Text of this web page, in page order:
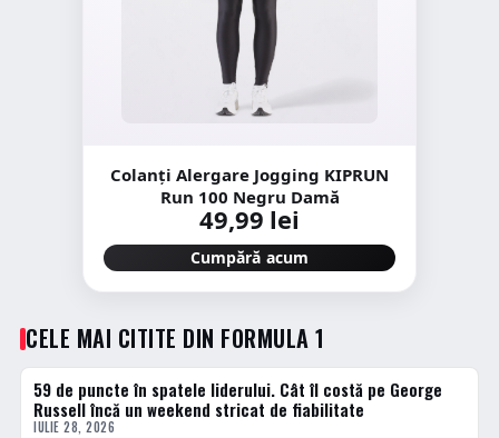
Colanți Alergare Jogging KIPRUN
Run 100 Negru Damă
49,99 lei
Cumpără acum
CELE MAI CITITE DIN FORMULA 1
1 · TOP
59 de puncte în spatele liderului. Cât îl costă pe George
Russell încă un weekend stricat de fiabilitate
IULIE 28, 2026